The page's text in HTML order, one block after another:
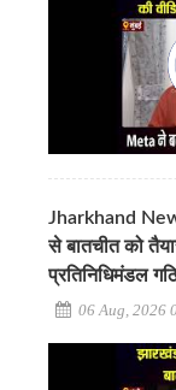
Jharkhand
से बातचीत को
प्रतिनिधिमंडल
06 Aug, 2026